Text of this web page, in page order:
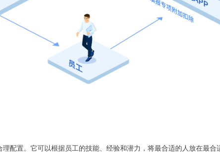
配置。它可以根据员工的技能、经验和潜力，将最合适的人放在最合